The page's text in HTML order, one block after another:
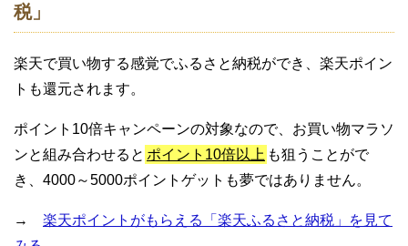
税」
楽天で買い物する感覚でふるさと納税ができ、楽天ポイン
トも還元されます。
ポイント10倍キャンペーンの対象なので、お買い物マラソ
ンと組み合わせると ポイント10倍以上 も狙うことがで
き、4000～5000ポイントゲットも夢ではありません。
→ 楽天ポイントがもらえる「楽天ふるさと納税」を見て